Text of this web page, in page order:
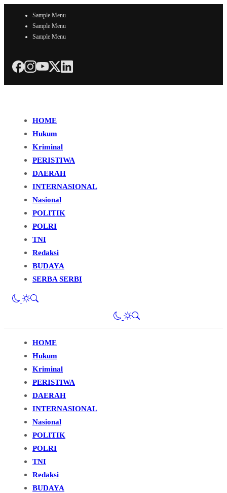
Sample Menu
Sample Menu
Sample Menu
HOME
Hukum
Kriminal
PERISTIWA
DAERAH
INTERNASIONAL
Nasional
POLITIK
POLRI
TNI
Redaksi
BUDAYA
SERBA SERBI
HOME
Hukum
Kriminal
PERISTIWA
DAERAH
INTERNASIONAL
Nasional
POLITIK
POLRI
TNI
Redaksi
BUDAYA